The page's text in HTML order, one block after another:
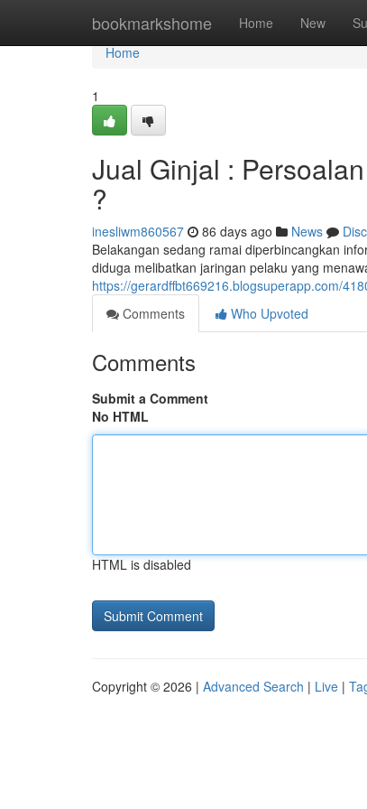
bookmarkshome Home New
Home
Home
1
Jual Ginjal :
?
inesliwm860567 86 days ago News
Belakangan sedang ramai diperbincangkan
diduga melibatkan jaringan pelaku yang
https://gerardffbt669216.blogsuperapp.com/
Comments
Who Upvoted
Comments
Submit a Comment
No HTML
HTML is disabled
Copyright © 2026 | Advanced Search | Live |